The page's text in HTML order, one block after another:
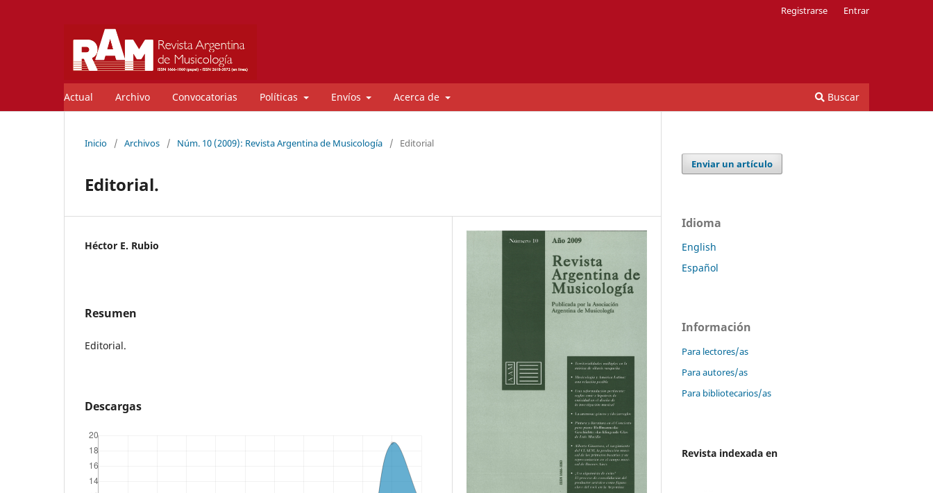
Actual Archivo Convocatorias Políticas Envíos Acerca de Buscar
Registrarse Entrar
Inicio / Archivos / Núm. 10 (2009): Revista Argentina de Musicología / Editorial
Editorial.
Héctor E. Rubio
Resumen
Editorial.
Descargas
Enviar un artículo
Idioma
English
Español
Información
Para lectores/as
Para autores/as
Para bibliotecarios/as
Revista indexada en